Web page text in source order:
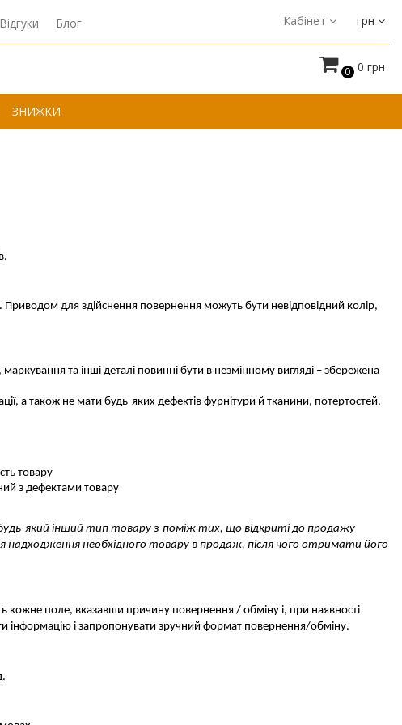
Відгуки Блог Кабінет грн
0 0 грн
ЗНИЖКИ
для здійснення повернення можуть бути невідповідний колір,
та інші деталі повинні бути в незмінному вигляді – збережена
а також не мати будь-яких дефектів фурнітури й тканини, потертостей,
товару
з дефектами товару
який інший тип товару з-поміж тих, що відкриті до продажу
надходження необхідного товару в продаж, після чого отримати його
кожне поле, вказавши причину повернення / обміну і, при наявності
і запропонувати зручний формат повернення/обміну.